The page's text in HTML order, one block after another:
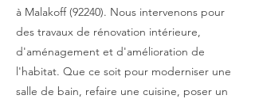
à Malakoff (92240). Nous intervenons pour
des travaux de rénovation intérieure,
d'aménagement et d'amélioration de
l'habitat. Que ce soit pour moderniser une
salle de bain, refaire une cuisine, poser un